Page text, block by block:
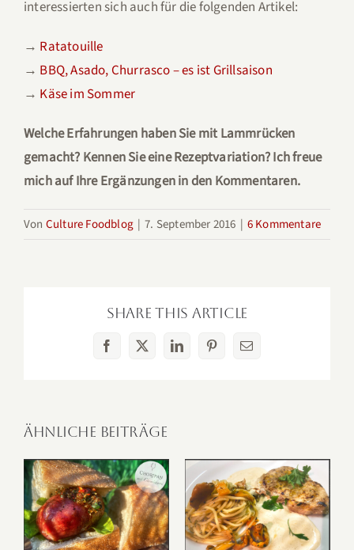
interessierten sich auch für die folgenden Artikel:
→ Ratatouille
→ BBQ, Asado, Churrasco – es ist Grillsaison
→ Käse im Sommer
Welche Erfahrungen haben Sie mit Lammrücken
gemacht? Kennen Sie eine Rezeptvariation? Ich freue
mich auf Ihre Ergänzungen in den Kommentaren.
Von Culture Foodblog | 7. September 2016 | 6 Kommentare
Share This Article
Facebook
X LinkedInPinterest
E-
Ähnliche Beiträge